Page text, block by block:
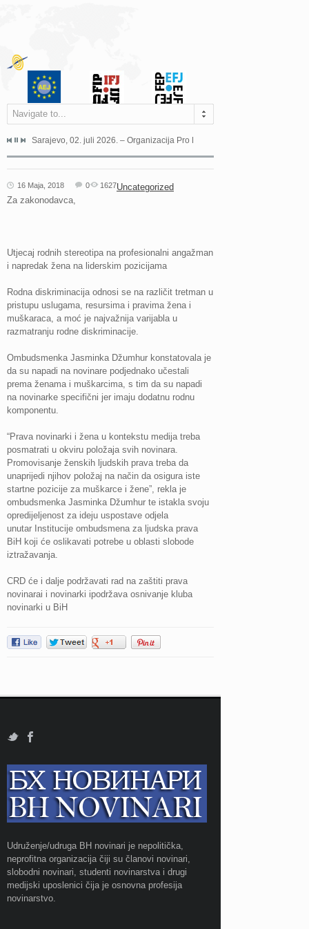
Navigate to...
Grada Sarajeva povodom Dana Sarajeva dugogodišnjoj...
Sarajevo, 02. juli 2026. – Organizacija Pro Educa juče je uspješno
16 Maja, 2018 Uncategorized
0 1627
Za zakonodavca,
Utjecaj rodnih stereotipa na profesionalni angažman
i napredak žena na liderskim pozicijama
Rodna diskriminacija odnosi se na različit tretman u
pristupu uslugama, resursima i pravima žena i
muškaraca, a moć je najvažnija varijabla u
razmatranju rodne diskriminacije.
Ombudsmenka Jasminka Džumhur konstatovala je
da su napadi na novinare podjednako učestali
prema ženama i muškarcima, s tim da su napadi
na novinarke specifični jer imaju dodatnu rodnu
komponentu.
“Prava novinarki i žena u kontekstu medija treba
posmatrati u okviru položaja svih novinara.
Promovisanje ženskih ljudskih prava treba da
unaprijedi njihov položaj na način da osigura iste
startne pozicije za muškarce i žene”, rekla je
ombudsmenka Jasminka Džumhur te istakla svoju
opredijeljenost za ideju uspostave odjela
unutar Institucije ombudsmena za ljudska prava
BiH koji će oslikavati potrebe u oblasti slobode
iztražavanja.
CRD će i dalje podržavati rad na zaštiti prava
novinarai i novinarki ipodržava osnivanje kluba
novinarki u BiH
Udruženje/udruga BH novinari je nepolitička,
neprofitna organizacija čiji su članovi novinari,
slobodni novinari, studenti novinarstva i drugi
medijski uposlenici čija je osnovna profesija
novinarstvo.